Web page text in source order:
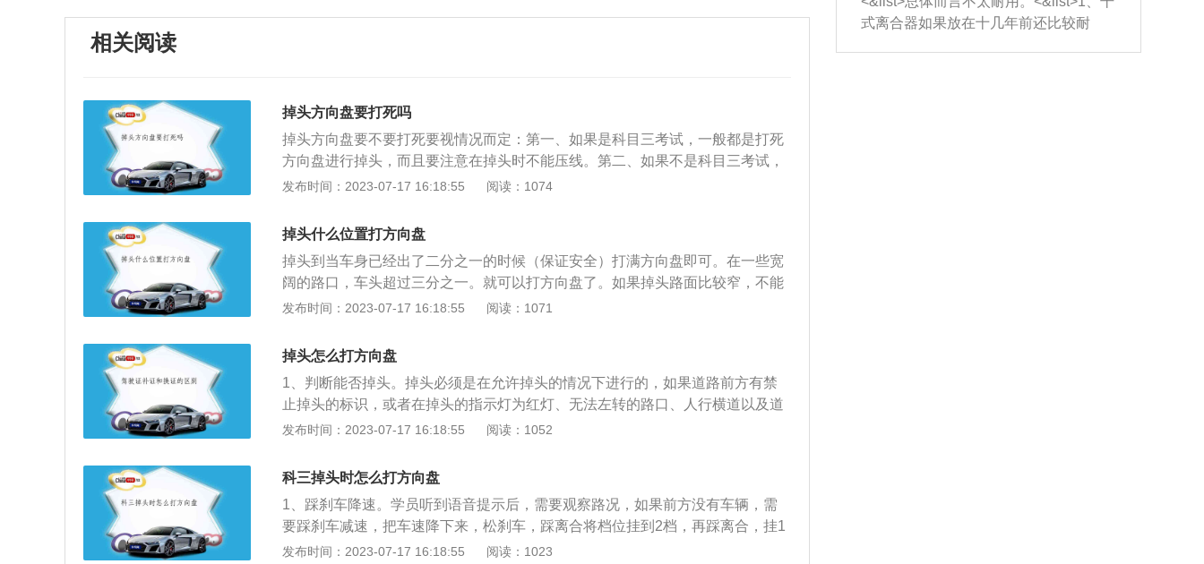
相关阅读
掉头方向盘要打死吗
掉头方向盘要不要打死要视情况而定：第一、如果是科目三考试，一般都是打死
方向盘进行掉头，而且要注意在掉头时不能压线。第二、如果不是科目三考试，
平时开车掉头，汽车在宽敞的道路上掉头，一般理论上都是不建议打死方向，正
延长助力泵的使用寿命。最好以大迂回的方式完成掉头。如果长时间打死方向
盘，会造成助力泵的磨损。第三、如果在比较狭窄的道路上掉头，那么驾驶人员
一般需要先打一圈，然后倒车，才能掉头成功。汽车掉头的时候需要注意对向来
车，不能用一个很快的速度进行掉头，容易造成车辆失控，特别是SUV等大车
型。还要注意后车的速度，要及时减速，注意避让。除此之外还要遵守交通规
行为。掉头的时候注意大灯，也就是使用左侧转向灯。
发布时间：2023-07-17 16:18:55 阅读：1074
掉头什么位置打方向盘
掉头到当车身已经出了二分之一的时候（保证安全）打满方向盘即可。在一些宽
阔的路口，车头超过三分之一。就可以打方向盘了。如果掉头路面比较窄，不能
够让打满和一次性掉头，那么就需要先前进一点点然后又后退一点点的方式进行
行掉头，一次不行的话，那么就多次前进后退几次，这样反反复复的多进行几次
就会完成掉头了，不过在前进后退的过程中，驾驶员需要从后视镜中，时刻注意
车身周围路况，以免碰到障碍物或者妨碍他人行驶。以下是掉头时的注意事项：
1、先减速后换挡：在掉头之前车子一般都跑得比较快，差不多都在30-40码左
右。所以在灯光操作完毕之后先带刹车，车速降下来之后在踩离合减档。2、观
确保后面安全。然后再向前看，如果有直行的车辆先让过去，如果没有什么特殊
情况就可以掉头。3、注意不要提前往左带方向：虽然掉头要向左将方向打死，
但是切记不可提前向左打方向，越提前带方向越难掉，所以保持车辆直行就好，
发布时间：2023-07-17 16:18:55 阅读：1071
掉头怎么打方向盘
1、判断能否掉头。掉头必须是在允许掉头的情况下进行的，如果道路前方有禁
止掉头的标识，或者在掉头的指示灯为红灯、无法左转的路口、人行横道以及道
路中心线是实线的情况下，都是不允许转弯的。2、向右行驶。在掉头位置附近
有信号灯，需要注意信号灯以及迎面来车的情况，在确定掉头操作不会影响其他
通行车辆时，将方向盘打满后转弯掉头。4、回正方向盘。等到掉头完成，车身
回正后，将方向盘打回，关闭转向灯。5、停车、倒车相结合。如果道路比较
窄，或者操作技术不够，没办法一次完成掉头，可以采用停车和倒车相结合的方
式。当掉头过程中，发现前方有障碍物时，需要及时踩刹车将车辆停下，向右边
发布时间：2023-07-17 16:18:55 阅读：1052
科三掉头时怎么打方向盘
1、踩刹车降速。学员听到语音提示后，需要观察路况，如果前方没有车辆，需
要踩刹车减速，把车速降下来，松刹车，踩离合将档位挂到2档，再踩离合，挂1
档，把车速控制在10码左右。2、开左转向灯。驾驶员观察左右后视镜，确认后
发布时间：2023-07-17 16:18:55 阅读：1023
能够得到解决。
象，机油粘度过小具有很好的流动性，
裂，破裂后会出现漏油现象，使半轴磨
损严重，磨损的半轴容易损坏，产生异
响；<&list>3.稳定器的转向胶套和球头
式离合器如果放在十几年前还比较耐